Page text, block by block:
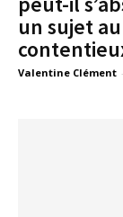
un sujet
Valentine Clément -